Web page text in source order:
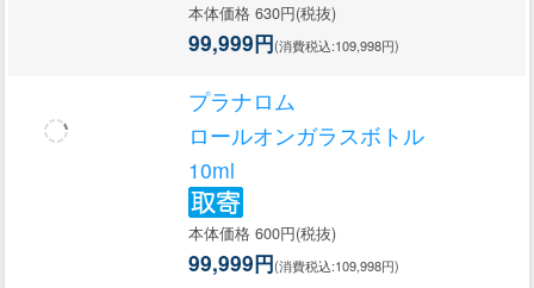
本体価格 630円(税抜)
99,999円(消費税込:109,998円)
プラナロム
ロールオンガラスボトル
10ml
本体価格 600円(税抜)
99,999円(消費税込:109,998円)